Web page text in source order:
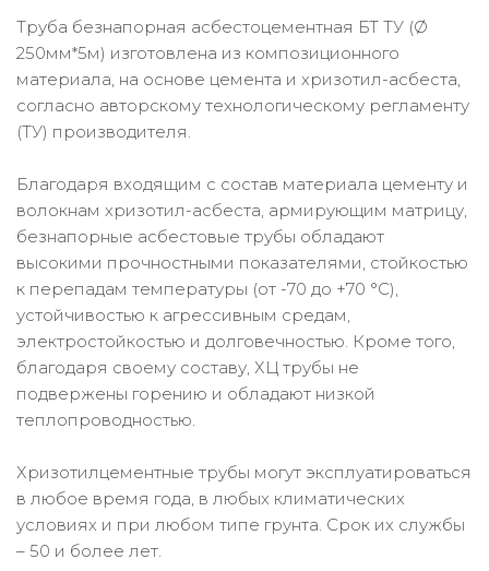
Труба безнапорная асбестоцементная БТ ТУ (Ø
250мм*5м) изготовлена из композиционного
материала, на основе цемента и хризотил-асбеста,
согласно авторскому технологическому регламенту
(ТУ) производителя.
Благодаря входящим с состав материала цементу и
волокнам хризотил-асбеста, армирующим матрицу,
безнапорные асбестовые трубы обладают
высокими прочностными показателями, стойкостью
к перепадам температуры (от -70 до +70 °С),
устойчивостью к агрессивным средам,
электростойкостью и долговечностью. Кроме того,
благодаря своему составу, ХЦ трубы не
подвержены горению и обладают низкой
теплопроводностью.
Хризотилцементные трубы могут эксплуатироваться
в любое время года, в любых климатических
условиях и при любом типе грунта. Срок их службы
– 50 и более лет.